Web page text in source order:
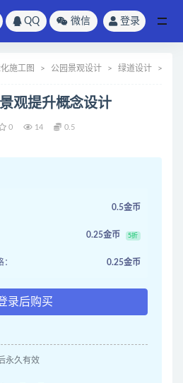
QQ 微信 登录
施工图 公园景观设计 绿道设计
观提升概念设计
0 14 0.5
0.5金币
0.25金币 5折
0.25金币
录后购买
永久有效